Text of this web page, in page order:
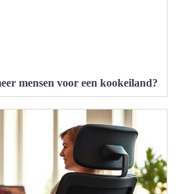
mensen voor een kookeiland?